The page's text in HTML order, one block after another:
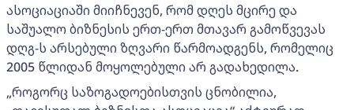
ასოციაციაში მიიჩნევენ, რომ დღეს მცირე და
საშუალო ბიზნესის ერთ-ერთ მთავარ გამოწვევას
დღგ-ს არსებული ზღვარი წარმოადგენს, რომელიც
2005 წლიდან მოყოლებული არ გადახედილა.
„როგორც საზოგადოებისთვის ცნობილია,